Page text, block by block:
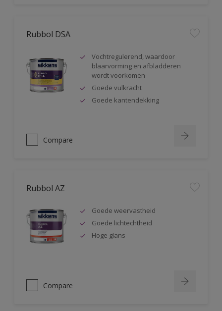
Rubbol DSA
Vochtregulerend, waardoor
blaarvorming en afbladderen
wordt voorkomen
Goede vulkracht
Goede kantendekking
Compare
Rubbol AZ
Goede weervastheid
Goede lichtechtheid
Hoge glans
Compare